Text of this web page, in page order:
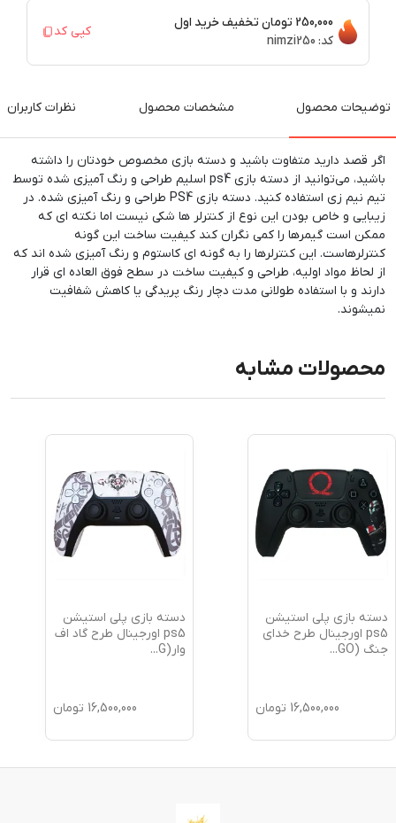
250,000 تومان
تخفیف خرید اول
کد: nimzi250
کپی کد
توضیحات محصول مشخصات محصول نظرات کاربران
اگر قصد دارید متفاوت باشید و دسته بازی مخصوص خودتان را داشته
باشید، می‌توانید از دسته بازی ps4 اسلیم طراحی و رنگ آمیزی شده توسط
تیم نیم زی استفاده کنید. دسته بازی PS4 طراحی و رنگ آمیزی شده. در
زیبایی و خاص بودن این نوع از کنترلر ها شکی نیست اما نکته ای که
ممکن است گیمرها را کمی نگران کند کیفیت ساخت این گونه
کنترلرهاست. این کنترلرها را به گونه ای کاستوم و رنگ آمیزی شده اند که
از لحاظ مواد اولیه، طراحی و کیفیت ساخت در سطح فوق العاده ای قرار
دارند و با استفاده طولانی مدت دچار رنگ پریدگی یا کاهش شفافیت
نمیشوند.
محصولات مشابه
دسته بازی پلی استیشن
ps5 اورجینال طرح خدای
جنگ (GO
...
16,500,000 تومان
دسته بازی پلی استیشن
ps5 اورجینال طرح گاد اف
وار(G ...
16,500,000 تومان